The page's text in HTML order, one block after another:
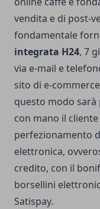
vendita e di post-
fondamentale
integrata H24, 7
via e-mail e
sito di e-
questo modo
con mano il
perfezionamento
elettronica,
credito, con il
borsellini
Satispay.